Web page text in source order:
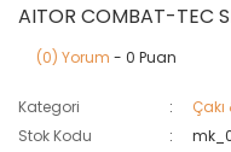
AITOR COMBAT-TEC
(0) Yorum - 0 Puan
Kategori
Stok Kodu